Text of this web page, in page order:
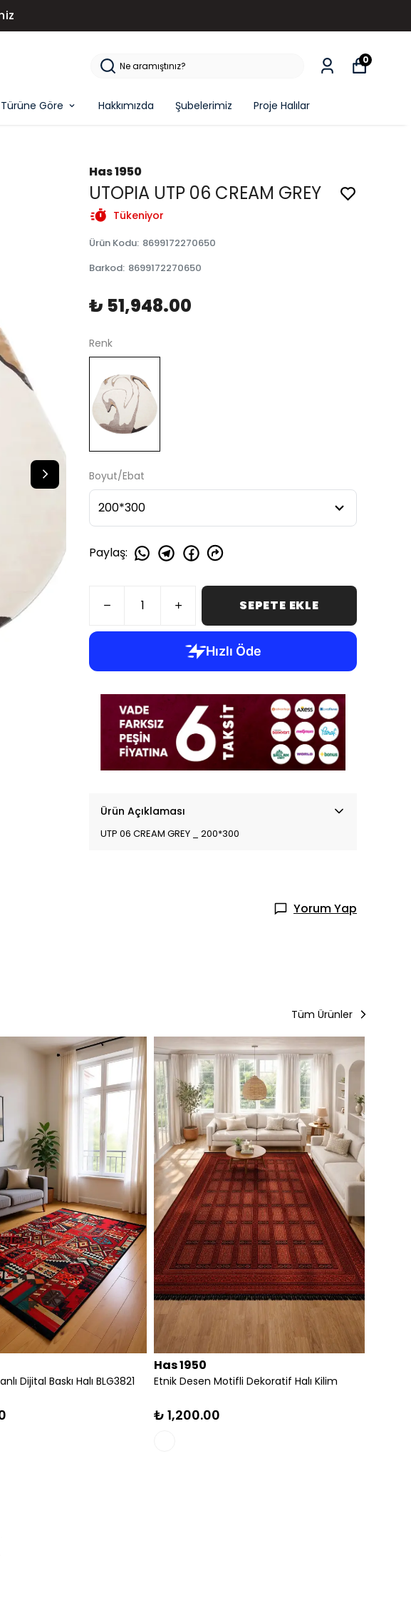
Göre Hakkımızda Şubelerimiz Proje Halılar
0
Has 1950
UTOPIA UTP 06 CREAM GREY
Tükeniyor
Ürün Kodu: 8699172270650
Barkod: 8699172270650
₺ 51,948.00
Renk
Boyut/Ebat
Paylaş:
SEPETE EKLE
Ürün Açıklaması
UTP 06 CREAM GREY _ 200*300
Yorum Yap
Tüm Ürünler
Dijital Baskı Halı BLG3821
Has 1950
Etnik Desen Motifli Dekoratif Halı Kilim
₺ 1,200.00